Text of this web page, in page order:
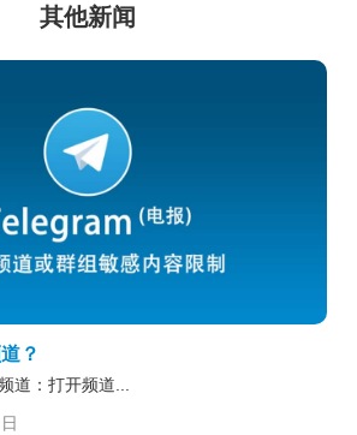
其他新闻
？
道：打开频道...